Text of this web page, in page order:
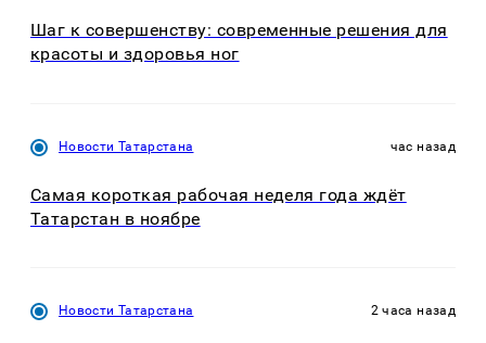
Шаг к совершенству: современные решения для
красоты и здоровья ног
Новости Татарстана час назад
Самая короткая рабочая неделя года ждёт
Татарстан в ноябре
Новости Татарстана 2 часа назад